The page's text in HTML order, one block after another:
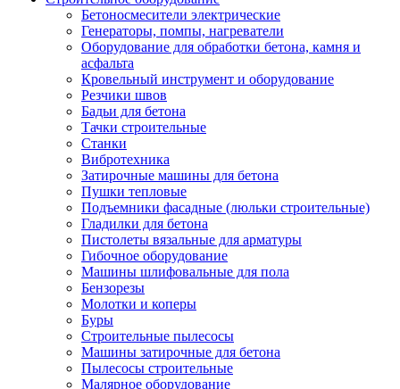
Бетоносмесители электрические
Генераторы, помпы, нагреватели
Оборудование для обработки бетона, камня и
асфальта
Кровельный инструмент и оборудование
Резчики швов
Бадьи для бетона
Тачки строительные
Станки
Вибротехника
Затирочные машины для бетона
Пушки тепловые
Подъемники фасадные (люльки строительные)
Гладилки для бетона
Пистолеты вязальные для арматуры
Гибочное оборудование
Машины шлифовальные для пола
Бензорезы
Молотки и коперы
Буры
Строительные пылесосы
Машины затирочные для бетона
Пылесосы строительные
Малярное оборудование